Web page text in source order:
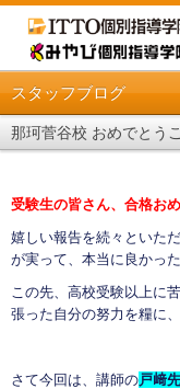
スタッフブログ
那珂菅谷校 おめでとう
受験生の皆さん、合格お
嬉しい報告を続々といた
が実って、本当に良かった
この先、高校受験以上に
張った自分の努力を糧に
本当におめ
さて今回は、講師の戸﨑